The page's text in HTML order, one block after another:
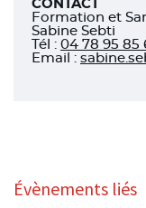
CONTACT
Formation et
Sabine Sebti
Tél : 04 78 95 85
Email :
Évènements liés